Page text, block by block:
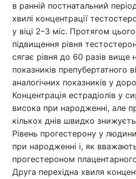
в ранній постнатальний
хвилі концентрації
у віці 2–3 міс. Протягом
підвищення рівня
сягає рівня до 60 разів вище
показників препубертатного
аналогічних показників у
Концентрація естрадіолів у
висока при народженні, але
кількох днів швидко
Рівень прогестерону у
при народженні і, як
прогестероном
Друга перехідна хвиля